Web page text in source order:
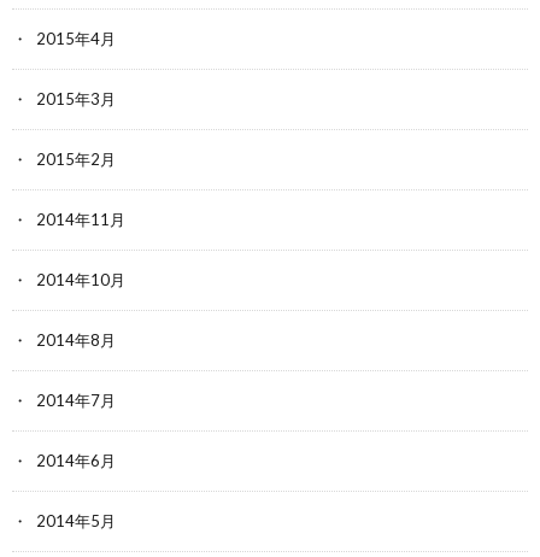
2015年4月
2015年3月
2015年2月
2014年11月
2014年10月
2014年8月
2014年7月
2014年6月
2014年5月